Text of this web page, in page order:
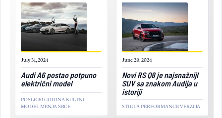
July 31, 2024
Audi A6 postao potpuno
električni model
POSLE 30 GODINA KULTNI
MODEL MENJA SRCE
June 28, 2024
Novi RS Q8 je najsnažnijI
SUV sa znakom Audija u
istoriji
STIGLA PERFORMANCE VERZIJA